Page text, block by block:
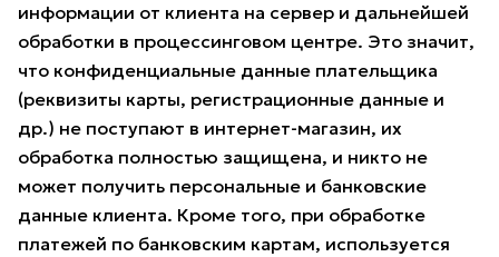
информации от клиента на сервер и дальнейшей
обработки в процессинговом центре. Это значит,
что конфиденциальные данные плательщика
(реквизиты карты, регистрационные данные и
др.) не поступают в интернет-магазин, их
обработка полностью защищена, и никто не
может получить персональные и банковские
данные клиента. Кроме того, при обработке
платежей по банковским картам, используется